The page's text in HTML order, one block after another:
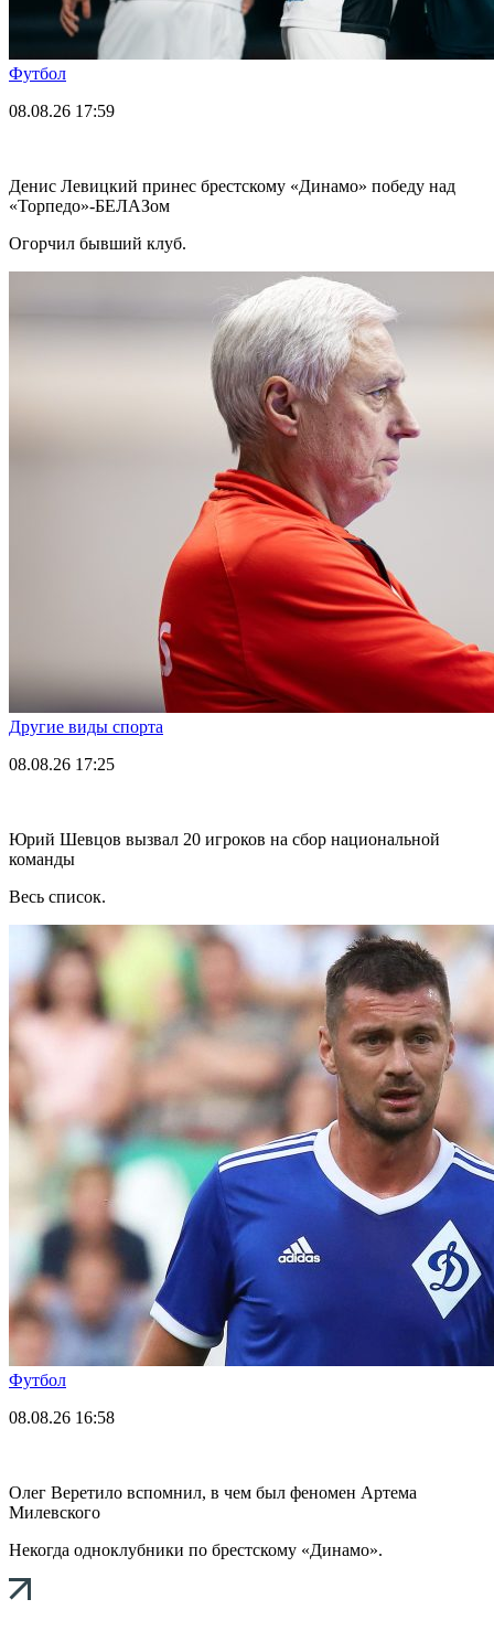
Футбол
08.08.26 17:59
Денис Левицкий принес брестскому «Динамо» победу над
«Торпедо»-БЕЛАЗом
Огорчил бывший клуб.
Другие виды спорта
08.08.26 17:25
Юрий Шевцов вызвал 20 игроков на сбор национальной
команды
Весь список.
Футбол
08.08.26 16:58
Олег Веретило вспомнил, в чем был феномен Артема
Милевского
Некогда одноклубники по брестскому «Динамо».